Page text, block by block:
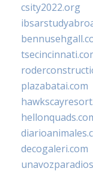
csity2022.org
plazabatai.com
decogaleri.com